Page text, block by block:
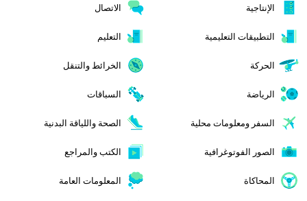
الإنتاجية الاتصال
التطبيقات التعليمية التعليم
الحركة الخرائط والتنقل
الرياضة السباقات
السفر ومعلومات محلية الصحة واللياقة البدنية
الصور الفوتوغرافية الكتب والمراجع
المحاكاة المعلومات العامة